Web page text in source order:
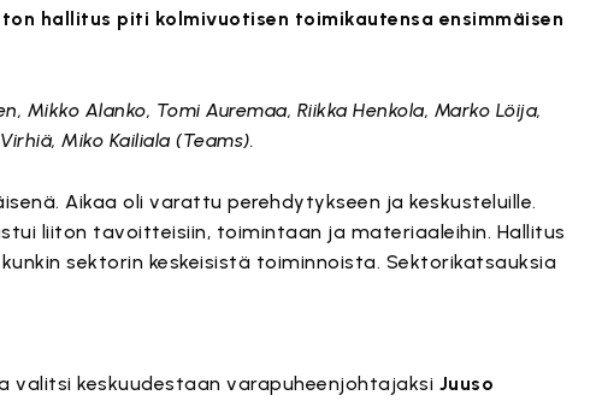
hallitus piti kolmivuotisen toimikautensa ensimmäisen
Mikko Alanko, Tomi Auremaa, Riikka Henkola, Marko Löija,
Miko Kailiala (Teams).
Aikaa oli varattu perehdytykseen ja keskusteluille.
liiton tavoitteisiin, toimintaan ja materiaaleihin. Hallitus
sektorin keskeisistä toiminnoista. Sektorikatsauksia
keskuudestaan varapuheenjohtajaksi Juuso